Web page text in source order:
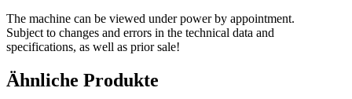
The machine can be viewed under power by appointment.
Subject to changes and errors in the technical data and
specifications, as well as prior sale!
Ähnliche Produkte